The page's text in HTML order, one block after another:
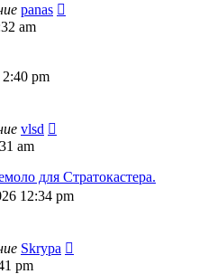
panas
am
pm
vlsd
am
для Стратокастера.
12:34 pm
Skrypa
pm